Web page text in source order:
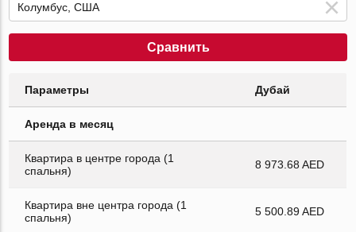
Сравнить
Параметры Дубай
Аренда в месяц
Квартира в центре города (1
спальня)
8 973.68 AED
Квартира вне центра города (1
спальня)
5 500.89 AED